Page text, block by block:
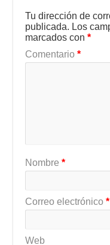
Tu dirección de
publicada. Los
marcados con*
Comentario*
Nombre*
Correo electrónico*
Web